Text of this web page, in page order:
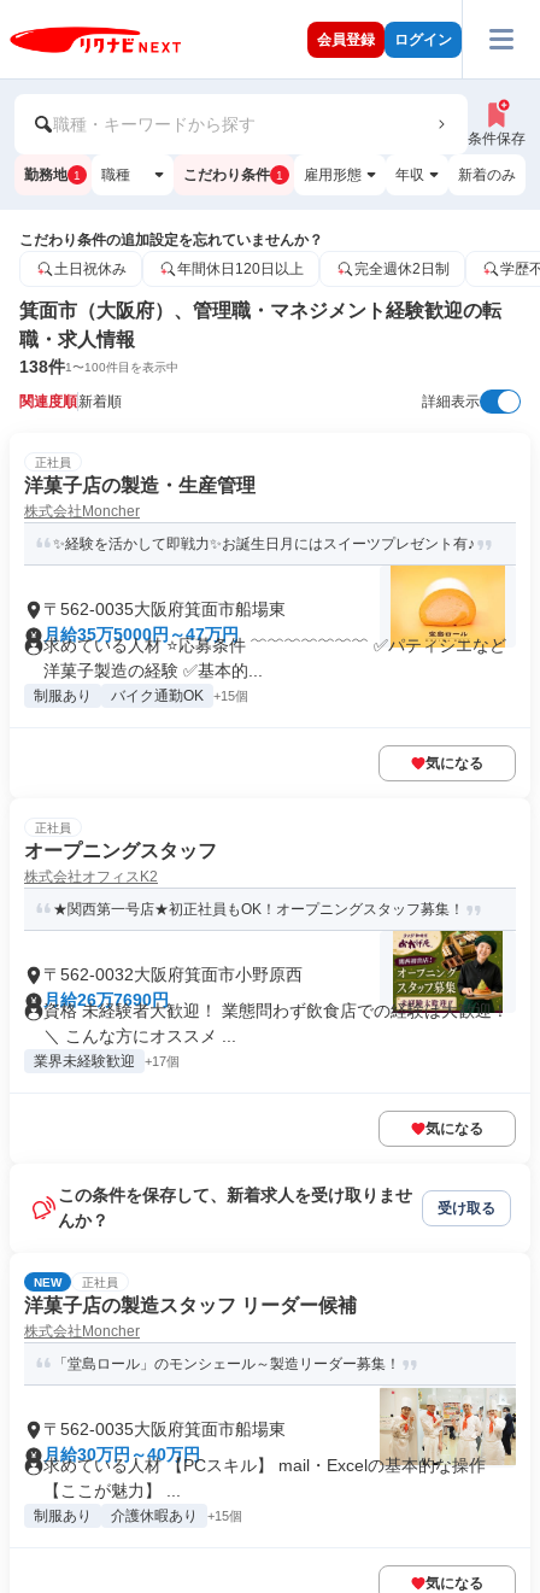
会員登録 ログイン
職種・キーワードから探す
条件保存
勤務地 1 職種 こだわり条件 1 雇用形態 年収 新着のみ
こだわり条件の追加設定を忘れていませんか？
土日祝休み
年間休日120日以上 完全週休2日制 学歴
箕面市（大阪府）、管理職・マネジメント経験歓迎の転
職・求人情報
138件1〜100件目を表示中
関連度順新着順 詳細表示
正社員
洋菓子店の製造・生産管理
株式会社Moncher
✨経験を活かして即戦力✨お誕生日月にはスイーツプレゼント有♪
〒562-0035大阪府箕面市船場東
月給35万5000円～47万円
求めている人材 ⭐応募条件 ﹌﹌﹌﹌﹌﹌﹌ ✅パティシエなど
洋菓子製造の経験 ✅基本的...
制服あり バイク通勤OK +15個
気になる
正社員
オープニングスタッフ
株式会社オフィスK2
★関西第一号店★初正社員もOK！オープニングスタッフ募集！
〒562-0032大阪府箕面市小野原西
月給26万7690円
資格 未経験者大歓迎！ 業態問わず飲食店での経験は大歓迎！
＼ こんな方にオススメ ...
業界未経験歓迎 +17個
気になる
この条件を保存して、新着求人を受け取りませ
んか？
受け取る
NEW 正社員
洋菓子店の製造スタッフ リーダー候補
株式会社Moncher
「堂島ロール」のモンシェール～製造リーダー募集！
〒562-0035大阪府箕面市船場東
月給30万円～40万円
求めている人材 【PCスキル】 mail・Excelの基本的な操作
【ここが魅力】 ...
制服あり 介護休暇あり +15個
気になる